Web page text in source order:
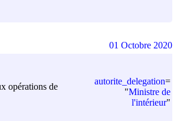
opérations de
autorite_delegation=
"Ministre de
l'intérieur"
01 Octobre 2020